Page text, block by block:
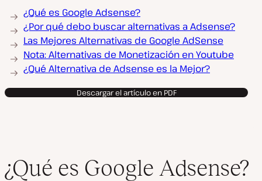
¿Qué es Google Adsense?
¿Por qué debo buscar alternativas a Adsense?
Las Mejores Alternativas de Google AdSense
Nota: Alternativas de Monetización en Youtube
¿Qué Alternativa de Adsense es la Mejor?
Descargar el artículo en PDF
¿Qué es Google Adsense?